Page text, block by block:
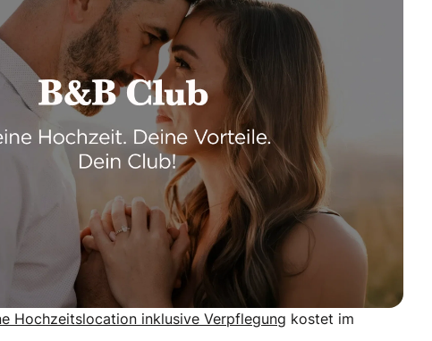
Hochzeitslocation inklusive Verpflegung kostet im